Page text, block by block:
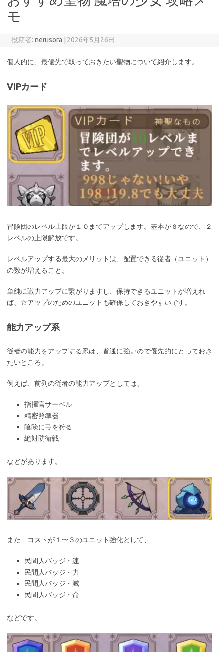
モ
投稿者: nerusora 2026年5月26日
個人的に、最優先で取っておきたい聖物について紹介します。
VIPカード
冒険団のレベル上限が１０までアップします。基本が８なので、２
レベルの上限解放です。
レベルアップする最大のメリットは、配置できる従者（ユニット）
の数が増えること。
単純に戦力アップに繋がりますし、保持できるユニットが増えれ
ば、☆アップのためのユニットも確保しておきやすいです。
能力アップ系
従者の能力をアップする系は、普通に強いので優先的にとっておき
たいところ。
例えば、前列の従者の能力アップとしては、
指揮官サーベル
精密照準器
陰険に弓を狩る
絶対防衛戦
などがあります。
また、コストが１〜３のユニット強化として、
民間人バッジ・速
民間人バッジ・力
民間人バッジ・滅
民間人バッジ・命
などです。